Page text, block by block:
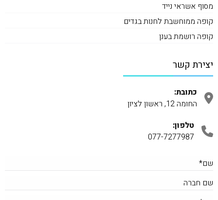
מסוף אשראי נייד
קופה ממוחשבת לחנות בגדים
קופה רושמת בענן
יצירת קשר
כתובת:
החומה 12, ראשון לציון
טלפון:
077-7277987